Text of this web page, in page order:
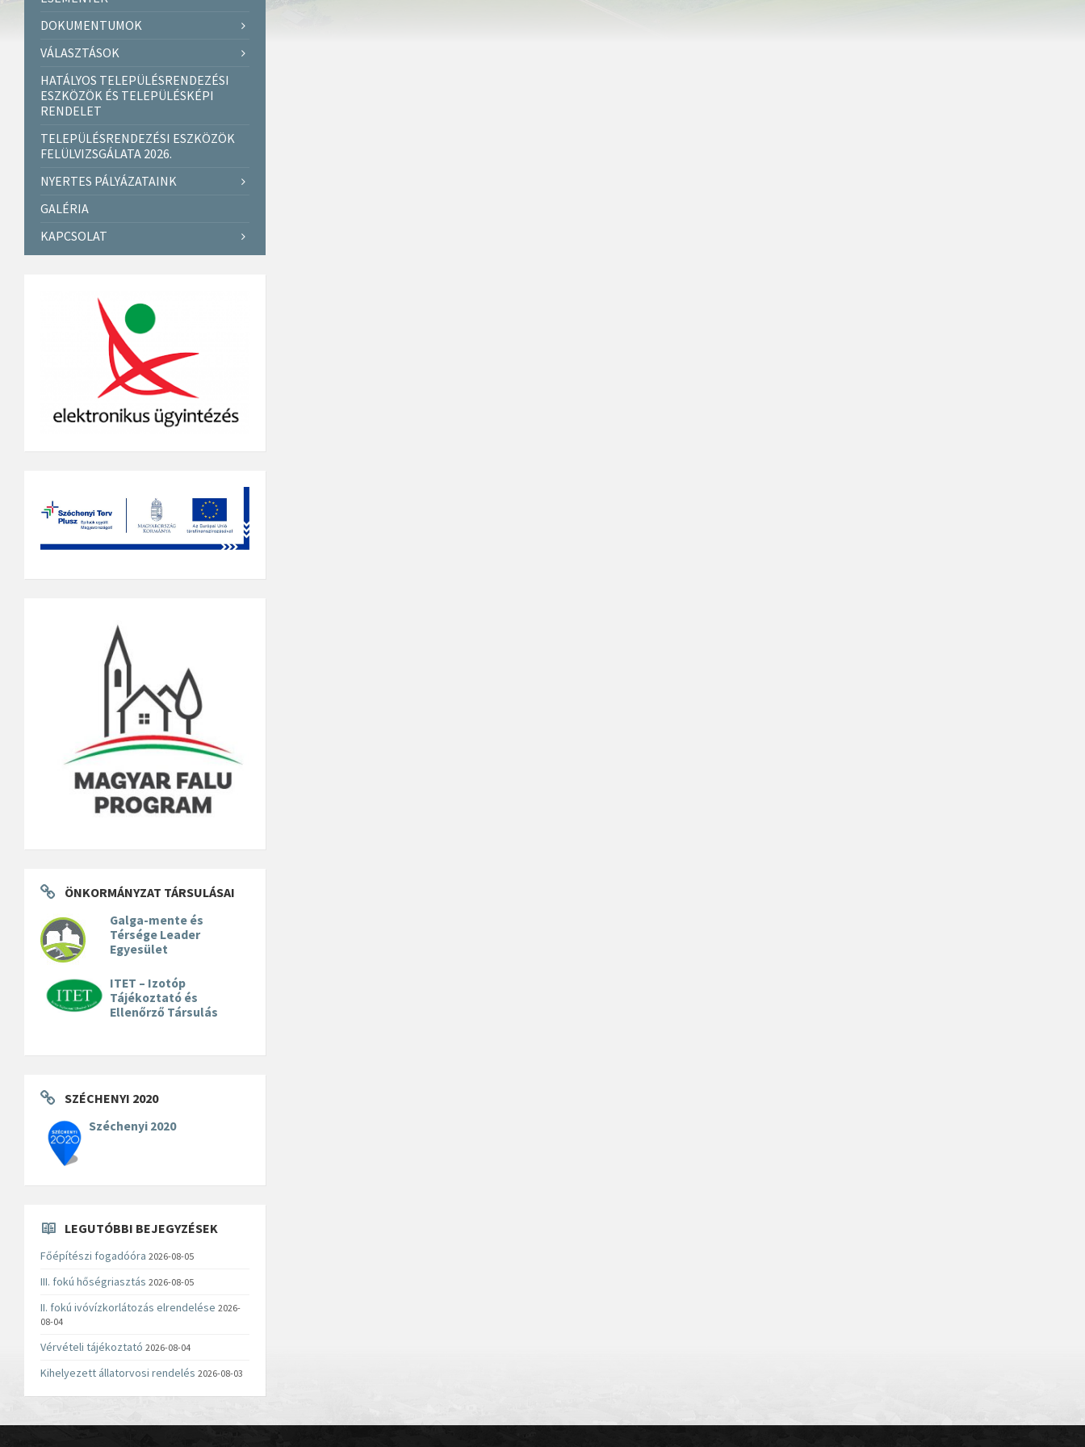
DOKUMENTUMOK
VÁLASZTÁSOK
HATÁLYOS TELEPÜLÉSRENDEZÉSI
ESZKÖZÖK ÉS TELEPÜLÉSKÉPI
RENDELET
TELEPÜLÉSRENDEZÉSI ESZKÖZÖK
FELÜLVIZSGÁLATA 2026.
NYERTES PÁLYÁZATAINK
GALÉRIA
KAPCSOLAT
ÖNKORMÁNYZAT TÁRSULÁSAI
Galga-mente és
Térsége Leader
Egyesület
ITET – Izotóp
Tájékoztató és
Ellenőrző Társulás
SZÉCHENYI 2020
Széchenyi 2020
LEGUTÓBBI BEJEGYZÉSEK
Főépítészi fogadóóra 2026-08-05
III. fokú hőségriasztás 2026-08-05
II. fokú ivóvízkorlátozás elrendelése 2026-
08-04
Vérvételi tájékoztató 2026-08-04
Kihelyezett állatorvosi rendelés 2026-08-03